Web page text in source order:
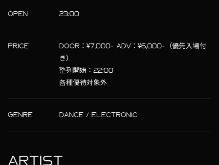
OPEN 23:00
PRICE
DOOR：¥7,000- ADV：¥6,000-（優先入場付
き）
整列開始：22:00
各種優待対象外
GENRE DANCE / ELECTRONIC
ARTIST